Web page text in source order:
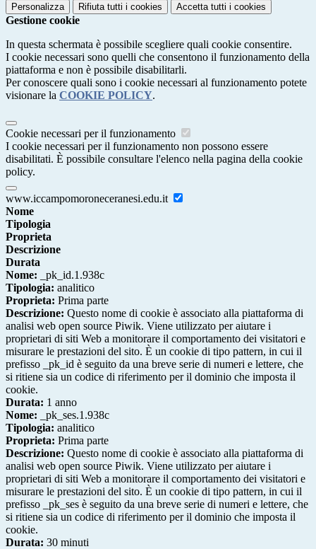
Personalizza Rifiuta tutti i cookies Accetta tutti i cookies
Gestione cookie
In questa schermata è possibile scegliere quali cookie consentire.
I cookie necessari sono quelli che consentono il funzionamento della
piattaforma e non è possibile disabilitarli.
Per conoscere quali sono i cookie necessari al funzionamento potete
visionare la COOKIE POLICY.
Cookie necessari per il funzionamento
I cookie necessari per il funzionamento non possono essere
disabilitati. È possibile consultare l'elenco nella pagina della cookie
policy.
www.iccampomoroneceranesi.edu.it
Nome
Tipologia
Proprieta
Descrizione
Durata
Nome: _pk_id.1.938c
Tipologia: analitico
Proprieta: Prima parte
Descrizione: Questo nome di cookie è associato alla piattaforma di
analisi web open source Piwik. Viene utilizzato per aiutare i
proprietari di siti Web a monitorare il comportamento dei visitatori e
misurare le prestazioni del sito. È un cookie di tipo pattern, in cui il
prefisso _pk_id è seguito da una breve serie di numeri e lettere, che
si ritiene sia un codice di riferimento per il dominio che imposta il
cookie.
Durata: 1 anno
Nome: _pk_ses.1.938c
Tipologia: analitico
Proprieta: Prima parte
Descrizione: Questo nome di cookie è associato alla piattaforma di
analisi web open source Piwik. Viene utilizzato per aiutare i
proprietari di siti Web a monitorare il comportamento dei visitatori e
misurare le prestazioni del sito. È un cookie di tipo pattern, in cui il
prefisso _pk_ses è seguito da una breve serie di numeri e lettere, che
si ritiene sia un codice di riferimento per il dominio che imposta il
cookie.
Durata: 30 minuti